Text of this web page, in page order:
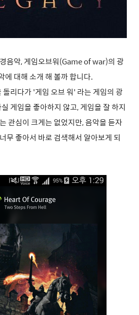
음악, 게임오브워(Game of war)의 광
에 대해 소개 해 볼까 합니다.
돌리다가 '게임 오브 워' 라는 게임의 광
게임을 좋아하지 않고, 게임을 잘 하지
관심이 크게는 없었지만, 음악을 듣자
무 좋아서 바로 검색해서 알아보게 되